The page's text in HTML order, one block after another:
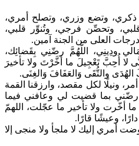
ذكري، وتضع وزري، وتصلح أمري،
وتحصِّن فرجي، وتُنوِّر قلبي،
العلى من الجنة آمين.
ودِينِي، اللَّهُمَّ رضّنِي بِقَضائِك،
لا أُحِبَّ تَعْجِيلَ ما أخَّرْتَ ولا تأخيرَ
والتُّقَى وَالعَفَافَ وَالغِنَى.
ونيلًا لكل مقصد، وارزقنا القمة
بما قضيت لي وعافني فيما
أخّرت ولا تأخير ما عجّلت، اللهمّ
وعيشًا قارًا.
أمري إليك لا ملجأ ولا منجى إلا